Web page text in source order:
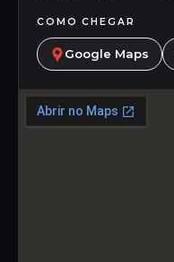
COMO CHEGAR
Google Maps